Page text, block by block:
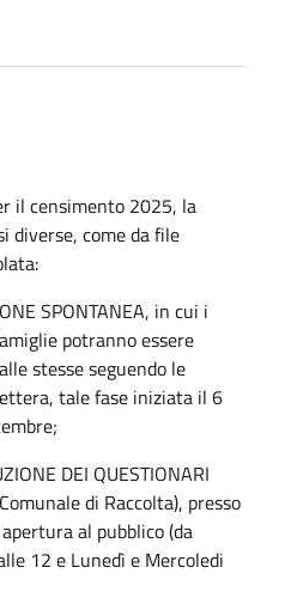
il censimento 2025, la
diverse, come da file
SPONTANEA, in cui i
potranno essere
stesse seguendo le
tale fase iniziata il 6
DEI QUESTIONARI
di Raccolta), presso
al pubblico (da
12 e Lunedì e Mercoledi